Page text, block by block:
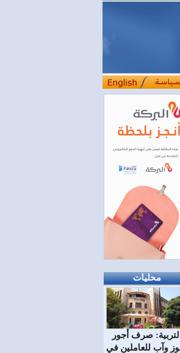
محليات
التربية: صرف أجور
وآب للعاملين في
التعليم العالي والبحث العلمي